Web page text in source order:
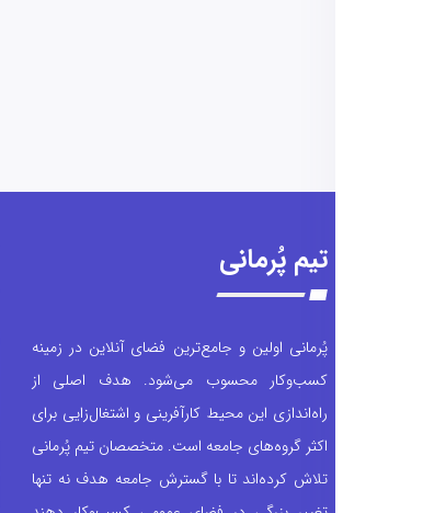
تیم پُرمانی
پُرمانی اولین و جامع‌ترین فضای آنلاین در زمینه
کسب‌وکار محسوب می‌شود. هدف اصلی از
راه‌اندازی این محیط کارآفرینی و اشتغال‌زایی برای
اکثر گروه‌های جامعه است. متخصصان تیم پُرمانی
تلاش کرده‌اند تا با گسترش جامعه هدف نه تنها